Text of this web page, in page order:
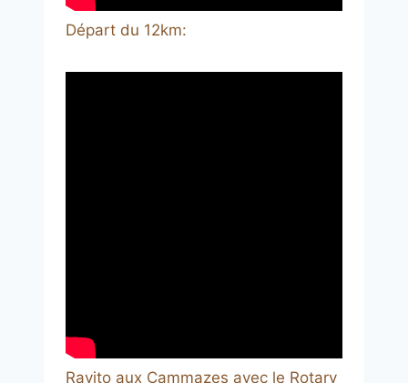
Départ du 12km:
Ravito aux Cammazes avec le Rotary